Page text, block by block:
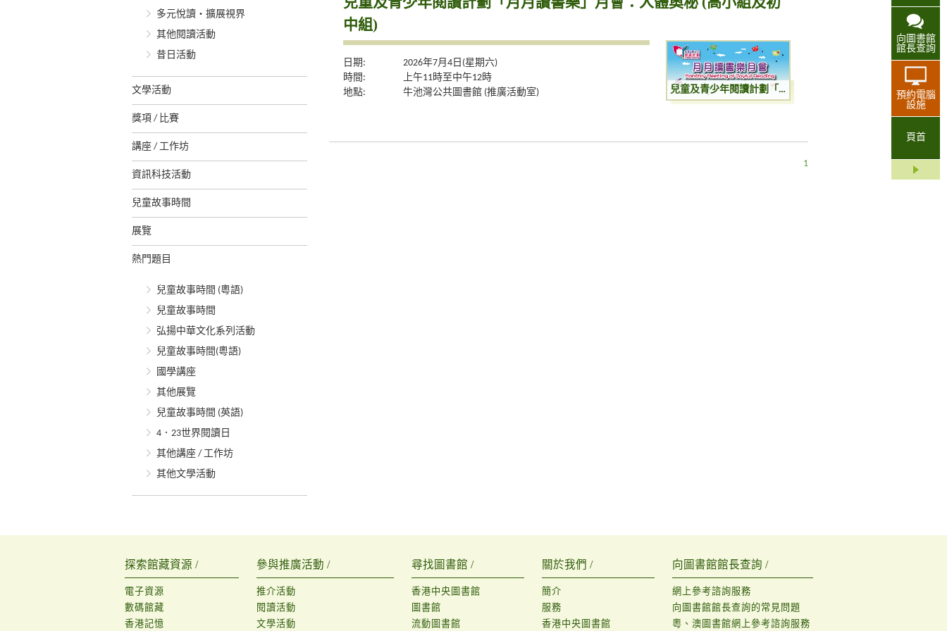
向圖書館
館長查詢
預約電腦
設施
頁首
多元悅讀‧擴展視界
其他閱讀活動
昔日活動
文學活動
獎項 / 比賽
講座 / 工作坊
資訊科技活動
兒童故事時間
展覽
熱門題目
兒童故事時間 (粵語)
兒童故事時間
弘揚中華文化系列活動
兒童故事時間(粵語)
國學講座
其他展覽
兒童故事時間 (英語)
4．23世界閱讀日
其他講座 / 工作坊
其他文學活動
中組)
日期:
2026年7月4日(星期六)
時間:
上午11時至中午12時
地點:
牛池灣公共圖書館 (推廣活動室) 兒童及青少年閱讀計劃「月月讀書樂」月會：人體奧秘 (高小組及初中組)
1
探索館藏資源 /
電子資源
數碼館藏
香港記憶
參與推廣活動 /
推介活動
閱讀活動
文學活動
尋找圖書館 /
香港中央圖書館
圖書館
流動圖書館
關於我們 /
簡介
服務
香港中央圖書館
向圖書館館長查詢 /
網上參考諮詢服務
向圖書館館長查詢的常見問題
粵、澳圖書館網上參考諮詢服務